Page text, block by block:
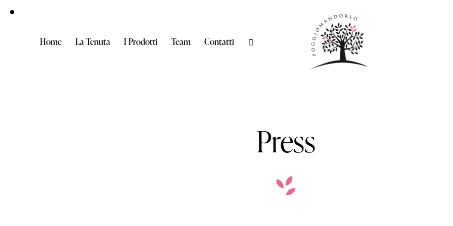
Home La Tenuta I Prodotti Team Contatti
Press